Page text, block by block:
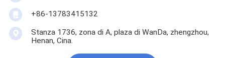
+86-13783415132
Stanza 1736, zona di A, plaza di WanDa, zhengzhou,
Henan, Cina.